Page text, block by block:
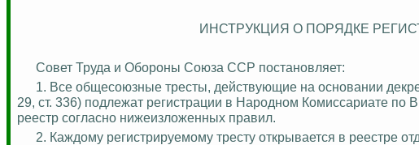
ИНСТРУКЦИЯ О ПОРЯДКЕ
Совет Труда и Обороны Союза ССР постановляет:
1. Все общесоюзные тресты, действующие на основании
29, ст. 336) подлежат регистрации в Народном Комиссариате
реестр согласно нижеизложенных правил.
2. Каждому регистрируемому тресту открывается в реестре